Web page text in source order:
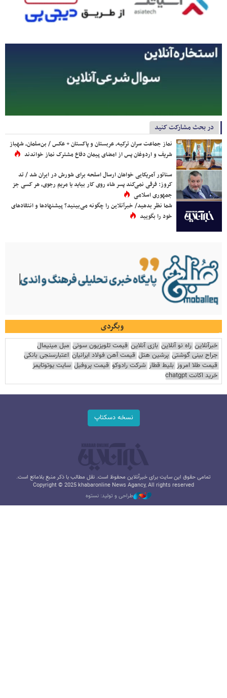
در بحث مشارکت کنید
نماز جماعت سران ترکیه، عربستان و پاکستان + عکس / بن‌سلمان، شهباز
شریف و اردوغان پس از امضای پیمان دفاع مشترک نماز خواندند
سناتور آمریکایی خواهان ارسال اسلحه برای شورش در ایران شد / تد
کروز: فرقی نمی‌کند پسر شاه روی کار بیاید یا مریم رجوی، هر کسی جز
جمهوری اسلامی
شما نظر بدهید/ خبرآنلاین را چگونه می‌بینید؟ پیشنهادها و انتقادهای
خود را بگویید
وبگردی
خبرآنلاین راه نو آنلاین بازی آنلاین قیمت تلویزیون سونی مبل مینیمال
جراح بینی گوشتی پرشین هتل قیمت آهن فولاد ایرانیان اعتبارسنجی بانکی
قیمت طلا امروز بلیط قطار شرکت رادوکو قیمت پروفیل سایت یوتوتایمز
خرید اکانت chatgpt
نسخه دسکتاپ
تمامی حقوق این سایت برای خبرآنلاین محفوظ است. نقل مطالب با ذکر منبع بلامانع است.
Copyright © 2025 khabaronline News Agancy, All rights reserved
طراحی و تولید: نستوه